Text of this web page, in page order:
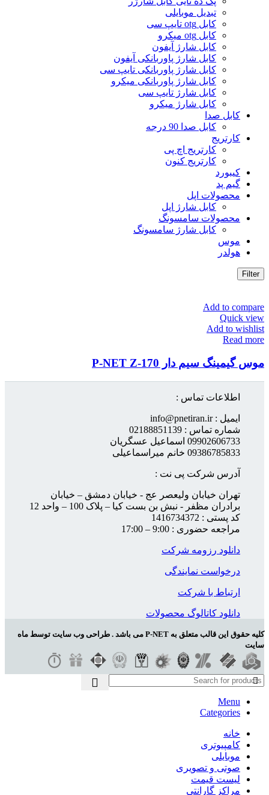
تبدیل موبایلی
کابل otg تایپ سی
کابل otg میکرو
کابل شارژ آیفون
کابل شارژ پاوربانکی آیفون
کابل شارژ پاوربانکی تایپ سی
کابل شارژ پاوربانکی میکرو
کابل شارژ تایپ سی
کابل شارژ میکرو
کابل صدا
کابل صدا 90 درجه
کارتریج
کارتریج اچ پی
کارتریج کنون
کیبورد
گیم پد
محصولات اپل
کابل شارژ اپل
محصولات سامسونگ
کابل شارژ سامسونگ
موس
هولدر
Filter
Add to compare
Quick view
Add to wishlist
Read more
موس گیمینگ سیم دار P-NET Z-170
اطلاعات تماس :
ایمیل : info@pnetiran.ir
شماره تماس : 02188851139
09902606733 اسماعیل عسگریان
09386785833 خانم میراسماعیلی
آدرس شرکت پی نت :
تهران خیابان ولیعصر عج - خیابان دمشق – خیابان
برادران مظفر - نبش بن بست کیا – پلاک 100 – واحد 12
کد پستی : 1416734372
مراجعه حضوری : 9:00 – 17:00
دانلود رزومه شرکت
درخواست نمایندگی
ارتباط با شرکت
دانلود کاتالوگ محصولات
کلیه حقوق این قالب متعلق به P-NET می باشد . طراحی وب سایت توسط ماه
سایت
Menu
Categories
خانه
کامپیوتری
موبایلی
صوتی و تصویری
لیست قیمت
مراکز گارانتی